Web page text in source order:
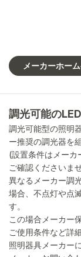
メーカーホー
調光可能の
調光可能型の照明
ー推奨の調光器を
(設置条件はメーカ
ご確認くださいま
異なるメーカー調
場合、不点灯や点
す。
この場合メーカー
ご使用条件など詳
照明器具メーカー